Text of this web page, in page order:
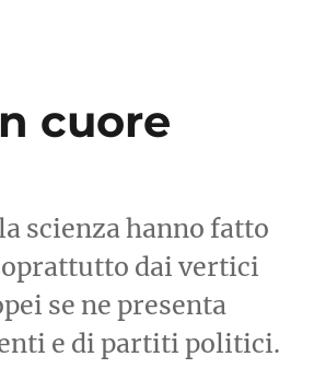
cuore
scienza hanno fatto
dai vertici
se ne presenta
e di partiti politici.